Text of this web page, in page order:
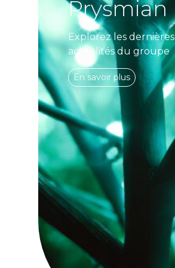
Prysmian
Explorez les dernières
actualités du groupe
En savoir plus